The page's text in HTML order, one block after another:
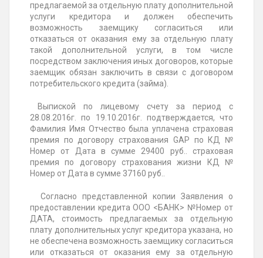
предлагаемой за отдельную плату дополнительной
услуги кредитора и должен обеспечить
возможность заемщику согласиться или
отказаться от оказания ему за отдельную плату
такой дополнительной услуги, в том числе
посредством заключения иных договоров, которые
заемщик обязан заключить в связи с договором
потребительского кредита (займа).
Выпиской по лицевому счету за период с
28.08.2016г. по 19.10.2016г. подтверждается, что
Фамилия Имя Отчество была уплачена страховая
премия по договору страхования GAP по КД №
Номер от Дата в сумме 29400 руб.. страховая
премия по договору страхования жизни КД №
Номер от Дата в сумме 37160 руб..
Согласно представленной копии Заявления о
предоставлении кредита ООО <БАНК> №Номер от
ДАТА, стоимость предлагаемых за отдельную
плату дополнительных услуг кредитора указана, но
не обеспечена возможность заемщику согласиться
или отказаться от оказания ему за отдельную